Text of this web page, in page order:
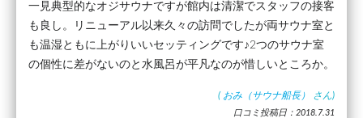
一見典型的なオジサウナですが館内は清潔でスタッフの接客
も良し。リニューアル以来久々の訪問でしたが両サウナ室と
も温湿ともに上がりいいセッティングです♪2つのサウナ室
の個性に差がないのと水風呂が平凡なのが惜しいところか。
( おみ（サウナ船長） さん)
口コミ投稿日：2018.7.31